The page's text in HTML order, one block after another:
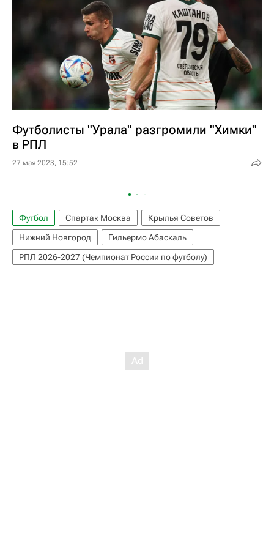
Футболисты "Урала" разгромили "Химки"
в РПЛ
27 мая 2023, 15:52
Футбол Спартак Москва
Крылья Советов
Нижний Новгород
Гильермо Абаскаль
РПЛ 2026-2027 (Чемпионат России по футболу)